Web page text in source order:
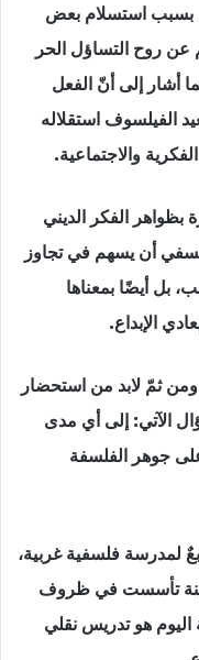
بسبب استسلام بعض
عن روح التساؤل الحر
أشار إلى أنّ الفعل
الفيلسوف استقلاله
والاجتماعية.
بظواهر الفكر الديني
أن يسهم في تجاوز
بل أيضًا بمعناها
الإبداع.
ثمّ لابد من استحضار
الآتي: إلى أي مدى
جوهر الفلسفة
لمدرسة فلسفية غربية،
تأسست في ظروف
هو تدريس نقلي